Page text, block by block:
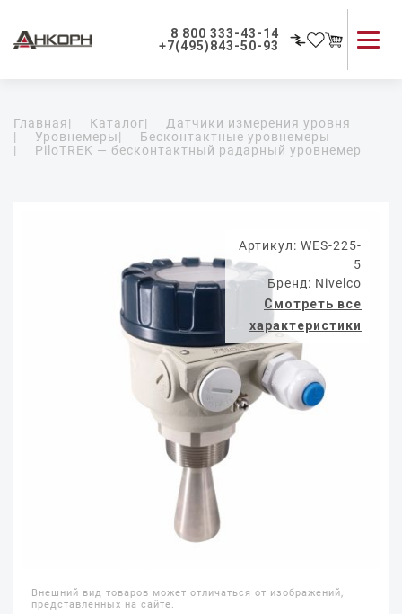
8 800 333-43-14
+7(495)843-50-93
Применение приборов
Как мы работаем
Главная| Каталог|
Датчики измерения уровня
|
Уровнемеры|
Бесконтактные уровнемеры
|
PiloTREK — бесконтактный радарный уровнемер
Артикул: WES-225-
5
Бренд: Nivelco
Смотреть все
характеристики
Внешний вид товаров может отличаться от изображений,
представленных на сайте.